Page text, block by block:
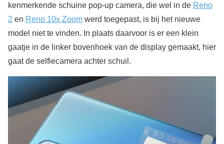
kenmerkende schuine pop-up camera, die wel in de Reno
2 en Reno 10x Zoom werd toegepast, is bij het nieuwe
model niet te vinden. In plaats daarvoor is er een klein
gaatje in de linker bovenhoek van de display gemaakt, hier
gaat de selfiecamera achter schuil.